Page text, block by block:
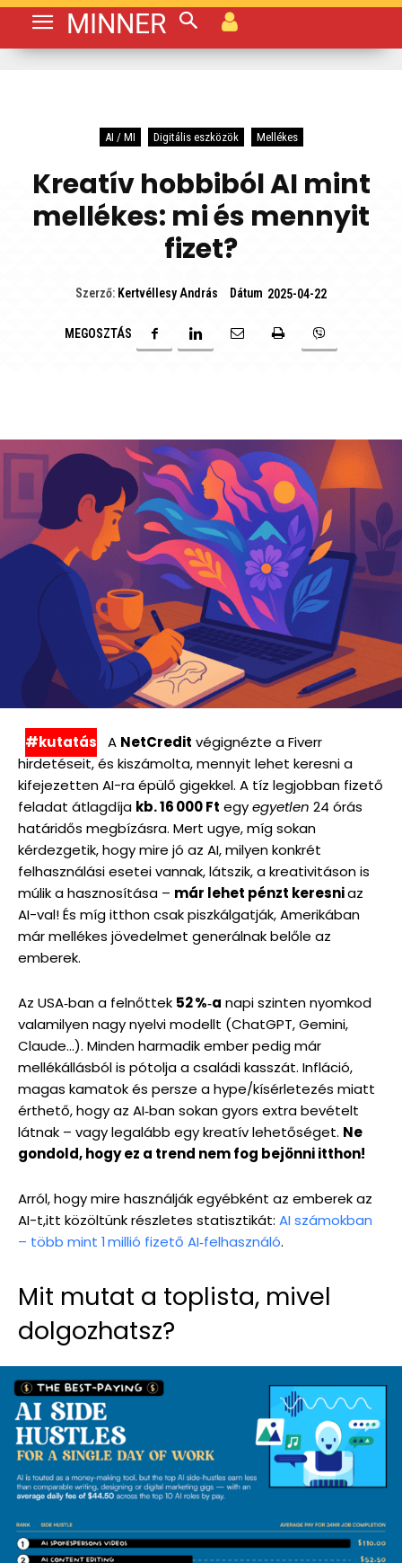
MINNER
AI / MI Digitális eszközök Mellékes
Kreatív hobbiból AI mint
mellékes: mi és mennyit
fizet?
Szerző: Kertvéllesy András Dátum 2025-04-22
MEGOSZTÁS
#kutatás A NetCredit végignézte a Fiverr
hirdetéseit, és kiszámolta, mennyit lehet keresni a
kifejezetten AI-ra épülő gigekkel. A tíz legjobban fizető
feladat átlagdíja kb. 16 000 Ft egyegyetlen 24 órás
határidős megbízásra. Mert ugye, míg sokan
kérdezgetik, hogy mire jó az AI, milyen konkrét
felhasználási esetei vannak, látszik, a kreativitáson is
múlik a hasznosítása – már lehet pénzt keresniaz
AI-val! És míg itthon csak piszkálgatják, Amerikában
már mellékes jövedelmet generálnak belőle az
emberek.
Az USA‑ban a felnőttek 52 %‑a napi szinten nyomkod
valamilyen nagy nyelvi modellt (ChatGPT, Gemini,
Claude…). Minden harmadik ember pedig már
mellékállásból is pótolja a családi kasszát. Infláció,
magas kamatok és persze a hype/kísérletezés miatt
érthető, hogy az AI‑ban sokan gyors extra bevételt
látnak – vagy legalább egy kreatív lehetőséget. Ne
gondold, hogy ez a trend nem fog bejönni itthon!
Arról, hogy mire használják egyébként az emberek az
AI-t,itt közöltünk részletes statisztikát: AI számokban
– több mint 1 millió fizető AI‑felhasználó.
Mit mutat a toplista, mivel
dolgozhatsz?